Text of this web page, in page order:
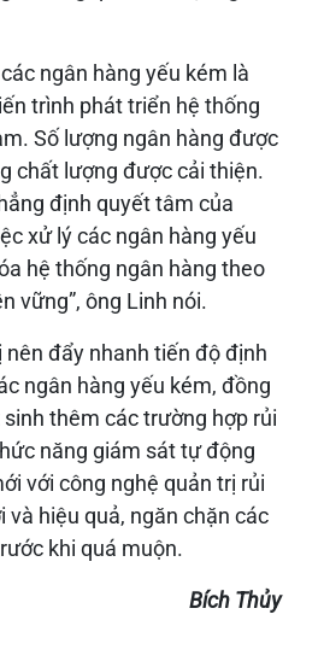
ngân hàng yếu kém là
trình phát triển hệ thống
Số lượng ngân hàng được
chất lượng được cải thiện.
định quyết tâm của
xử lý các ngân hàng yếu
hệ thống ngân hàng theo
vững”, ông Linh nói.
nên đẩy nhanh tiến độ định
ngân hàng yếu kém, đồng
thêm các trường hợp rủi
năng giám sát tự động
với công nghệ quản trị rủi
và hiệu quả, ngăn chặn các
khi quá muộn.
Bích Thủy